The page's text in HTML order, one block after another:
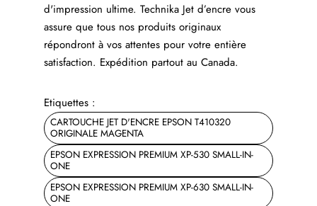
d'impression ultime. Technika Jet d’encre vous
assure que tous nos produits originaux
répondront à vos attentes pour votre entière
satisfaction. Expédition partout au Canada.
Etiquettes :
CARTOUCHE JET D'ENCRE EPSON T410320
ORIGINALE MAGENTA
EPSON EXPRESSION PREMIUM XP-530 SMALL-IN-
ONE
EPSON EXPRESSION PREMIUM XP-630 SMALL-IN-
ONE